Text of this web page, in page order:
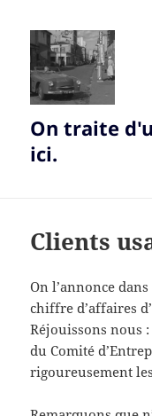
On traite
ici.
Clients
On l’annonce
chiffre d’affaires
Réjouissons nous
du Comité
rigoureusement